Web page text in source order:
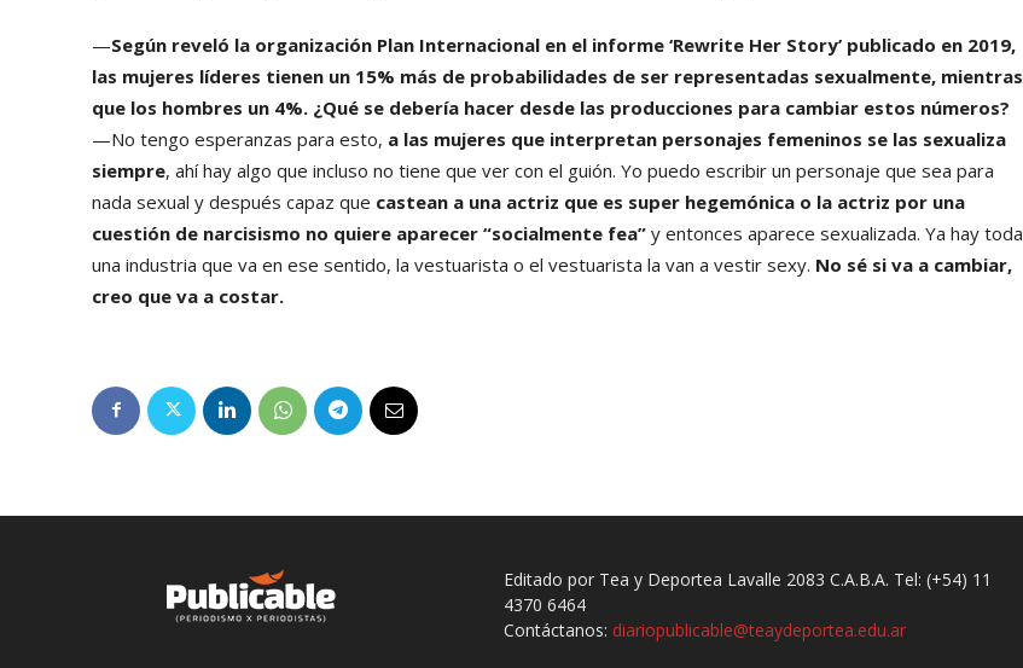
—Según reveló la organización Plan Internacional en el informe ‘Rewrite Her Story’ publicado en 2019,
las mujeres líderes tienen un 15% más de probabilidades de ser representadas sexualmente, mientras
que los hombres un 4%. ¿Qué se debería hacer desde las producciones para cambiar estos números?
—No tengo esperanzas para esto, a las mujeres que interpretan personajes femeninos se las sexualiza
siempre, ahí hay algo que incluso no tiene que ver con el guión. Yo puedo escribir un personaje que sea para
nada sexual y después capaz que castean a una actriz que es super hegemónica o la actriz por una
cuestión de narcisismo no quiere aparecer “socialmente fea” y entonces aparece sexualizada. Ya hay toda
una industria que va en ese sentido, la vestuarista o el vestuarista la van a vestir sexy. No sé si va a cambiar,
creo que va a costar.
Editado por Tea y Deportea Lavalle 2083 C.A.B.A. Tel: (+54) 11
4370 6464
Contáctanos: diariopublicable@teaydeportea.edu.ar